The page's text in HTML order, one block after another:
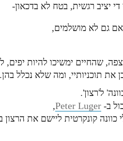
יציב רגשית, בטח לא בדכאון-
אם גם לא מושלמים,
שהחיים ימשיכו להיות יפים,
ל'רצון'.
ב- Peter Luger
,
כוונה קונקרטית ליישם את